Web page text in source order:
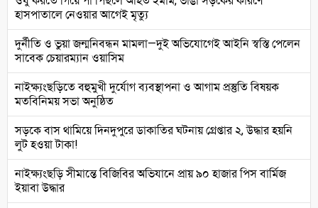
হাসপাতালে নেওয়ার আগেই মৃত্যু
দুর্নীতি ও ভুয়া জন্মনিবন্ধন মামলা—দুই অভিযোগেই আইনি স্বস্তি পেলেন
সাবেক চেয়ারম্যান ওয়াসিম
নাইক্ষ্যংছড়িতে বহুমুখী দুর্যোগ ব্যবস্থাপনা ও আগাম প্রস্তুতি বিষয়ক
মতবিনিময় সভা অনুষ্ঠিত
সড়কে বাস থামিয়ে দিনদুপুরে ডাকাতির ঘটনায় গ্রেপ্তার ২, উদ্ধার হয়নি
লুট হওয়া টাকা!
নাইক্ষ্যংছড়ি সীমান্তে বিজিবির অভিযানে প্রায় ৯০ হাজার পিস বার্মিজ
ইয়াবা উদ্ধার